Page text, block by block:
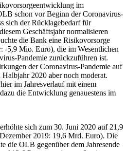
im
schon vor Beginn der Coronavirus-
sich der Rücklagebedarf für
Geschäftsjahr normalisieren
die Bank eine Risikovorsorge
-5,9 Mio. Euro), die im Wesentlichen
Pandemie zurückzuführen ist.
der Coronavirus-Pandemie auf
2020 aber noch moderat.
im Jahresverlauf mit einem
die Entwicklung genauestens im
sich zum 30. Juni 2020 auf 21,9
2019: 19,6 Mrd. Euro). Die
die OLB gegenüber dem Jahresende